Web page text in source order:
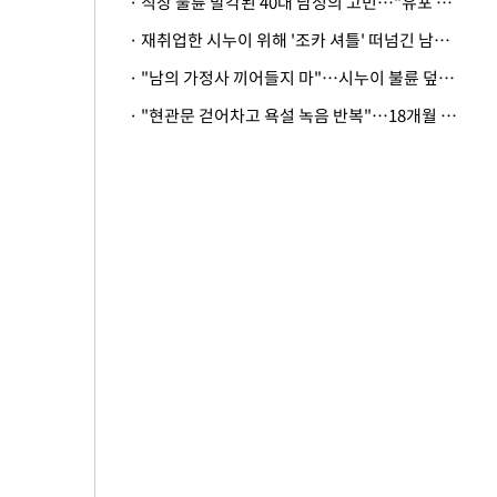
· 재취업한 시누이 위해 '조카 셔틀' 떠넘긴 남편…아내 "난 못한다"
· "남의 가정사 끼어들지 마"…시누이 불륜 덮으려는 남편에 억울한 아내
· "현관문 걷어차고 욕설 녹음 반복"…18개월 아기 키우는 집 뒤흔든 '앞집의 비극'